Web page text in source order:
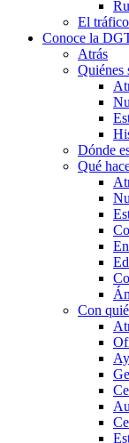
El
Conoce la
Atrás
Quiénes
Dónde
Qué
Con